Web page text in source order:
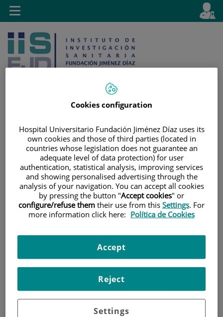
Saltar al contenido
contenido
activo
es
Toggle
navigation
INICIO|UNIDADES DE APOYO|ENSAYOS CLÍNICOS
ENSAYO DE FASE III, ABIERTO, MULTICÉNTRICO DE
AVELUMAB (MSB0010718C) FRENTE AL DOBLETE CON
BASE DE PLATINO COMO TRATAMIENTO DE PRIMERA
LÍNEA DEL CÁNCER DE PULMÓN NO MICROCÍTICO PD-
L1+ RECURRENTE O EN ESTADO IV
Cookies configuration
Hospital Universitario Fundación Jiménez Díaz uses its
own cookies and those of third parties (located in
countries whose legislation does not guarantee an
adequate level of data protection) for user
authentication, statistical analysis, improving services
and showing personalised advertising through the
analysis of your navigation. You can accept all cookies
by pressing the button "Accept cookies" or
configure/refuse them their use from this Settings. For
more information click here: Política de Cookies
Settings
Reject
Accept